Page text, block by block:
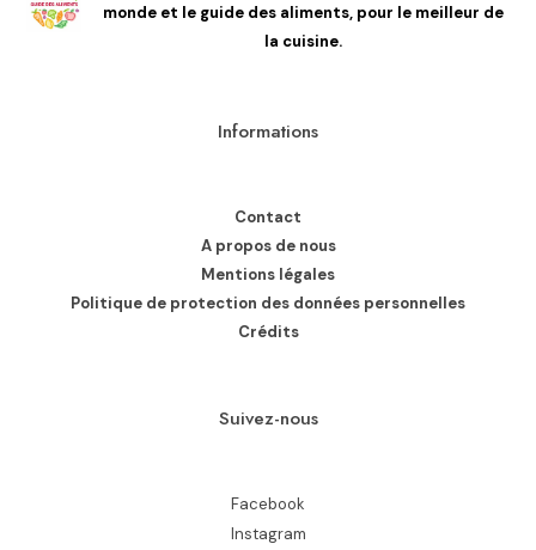
monde et le guide des aliments, pour le meilleur de
la cuisine.
Informations
Contact
A propos de nous
Mentions légales
Politique de protection des données personnelles
Crédits
Suivez-nous
Facebook
Instagram